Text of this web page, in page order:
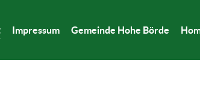
Impressum Gemeinde Hohe Börde